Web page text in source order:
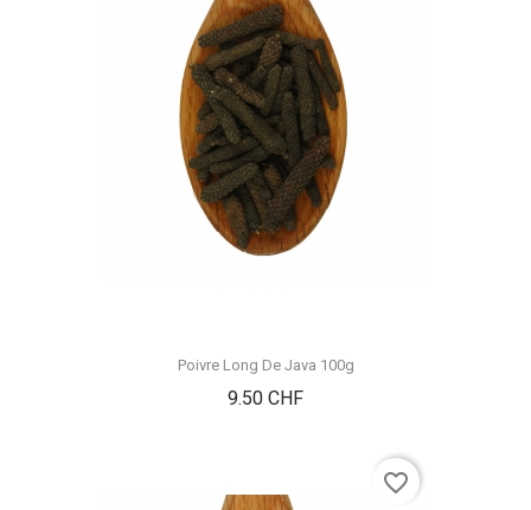
Poivre Long De Java 100g
9.50 CHFPrix
favorite_border